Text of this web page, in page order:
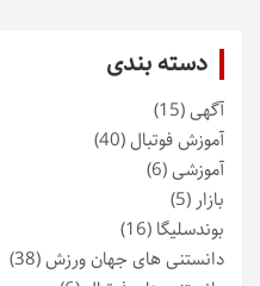
دسته بندی
آگهی(15)
آموزش فوتبال(40)
آموزشی(6)
بازار (5)
بوندسلیگا (16)
دانستنی های جهان ورزش(38)